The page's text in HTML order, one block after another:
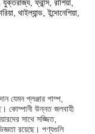
ফ্রান্স, রাশিয়া,
থাইল্যান্ড, ইন্দোনেশিয়া,
যেমন প্লঞ্জার পাম্প,
কোম্পানী উন্নত জলবাহী
সাথে সজ্জিত,
রয়েছে। পণ্যগুলি